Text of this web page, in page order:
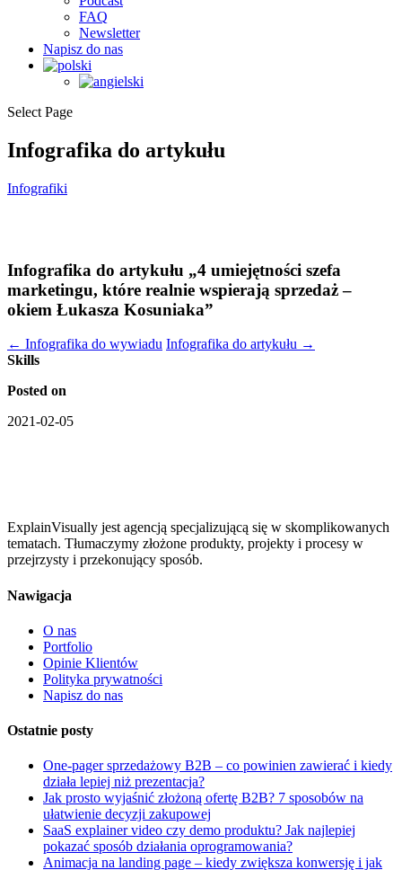
FAQ
Newsletter
Napisz do nas
Select Page
Infografika do artykułu
Infografiki
Infografika do artykułu „4 umiejętności szefa
marketingu, które realnie wspierają sprzedaż –
okiem Łukasza Kosuniaka”
← Infografika do wywiadu Infografika do artykułu →
Skills
Posted on
2021-02-05
ExplainVisually jest agencją specjalizującą się w skomplikowanych
tematach. Tłumaczymy złożone produkty, projekty i procesy w
przejrzysty i przekonujący sposób.
Nawigacja
O nas
Portfolio
Opinie Klientów
Polityka prywatności
Napisz do nas
Ostatnie posty
One-pager sprzedażowy B2B – co powinien zawierać i kiedy
działa lepiej niż prezentacja?
Jak prosto wyjaśnić złożoną ofertę B2B? 7 sposobów na
ułatwienie decyzji zakupowej
SaaS explainer video czy demo produktu? Jak najlepiej
pokazać sposób działania oprogramowania?
Animacja na landing page – kiedy zwiększa konwersję i jak